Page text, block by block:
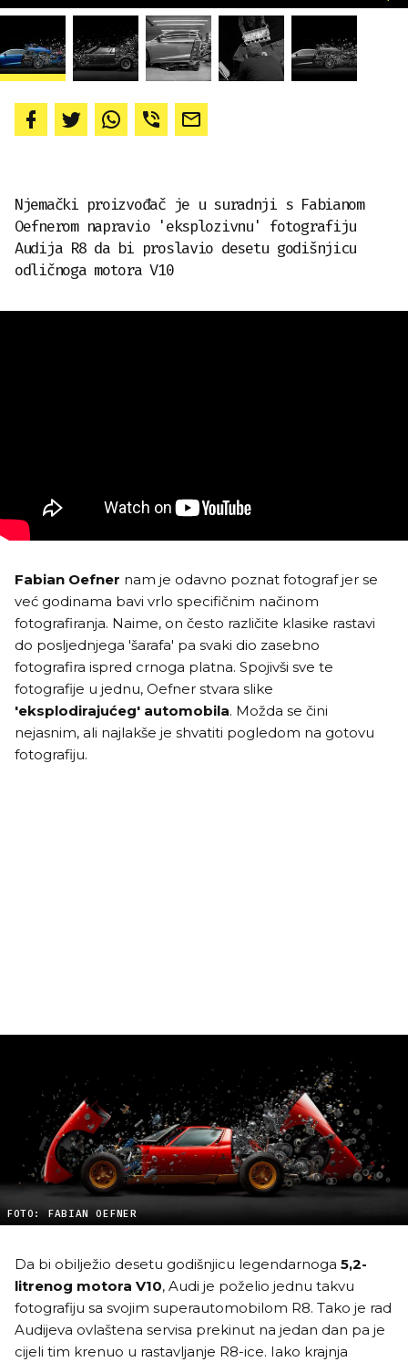
Njemački proizvođač je u suradnji s Fabianom
Oefnerom napravio 'eksplozivnu' fotografiju
Audija R8 da bi proslavio desetu godišnjicu
odličnoga motora V10
Fabian Oefner nam je odavno poznat fotograf jer se
već godinama bavi vrlo specifičnim načinom
fotografiranja. Naime, on često različite klasike rastavi
do posljednjega 'šarafa' pa svaki dio zasebno
fotografira ispred crnoga platna. Spojivši sve te
fotografije u jednu, Oefner stvara slike
'eksplodirajućeg' automobila. Možda se čini
nejasnim, ali najlakše je shvatiti pogledom na gotovu
fotografiju.
FOTO: FABIAN OEFNER
Da bi obilježio desetu godišnjicu legendarnoga 5,2-
litrenog motora V10, Audi je poželio jednu takvu
fotografiju sa svojim superautomobilom R8. Tako je rad
Audijeva ovlaštena servisa prekinut na jedan dan pa je
cijeli tim krenuo u rastavljanje R8-ice. Iako krajnja